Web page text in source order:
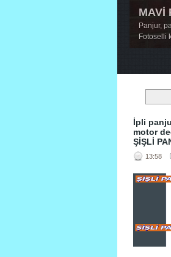
MAVİ
Panjur,
Fotoselli
İpli
motor
ŞİŞLİ
13:58